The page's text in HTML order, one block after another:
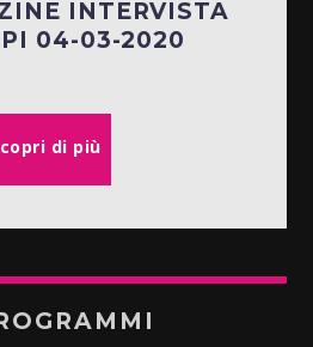
INTERVISTA
04-03-2020
di più